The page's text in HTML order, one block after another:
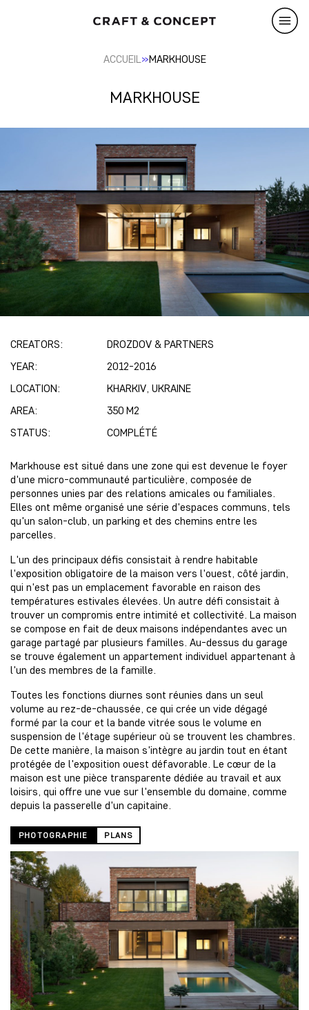
ACCUEIL»MARKHOUSE
MARKHOUSE
CREATORS:
DROZDOV & PARTNERS
YEAR:
2012-2016
LOCATION:
KHARKIV, UKRAINE
AREA:
350 M2
STATUS:
COMPLÉTÉ
Markhouse est situé dans une zone qui est devenue le foyer
d'une micro-communauté particulière, composée de
personnes unies par des relations amicales ou familiales.
Elles ont même organisé une série d'espaces communs, tels
qu'un salon-club, un parking et des chemins entre les
parcelles.
L'un des principaux défis consistait à rendre habitable
l'exposition obligatoire de la maison vers l'ouest, côté jardin,
qui n'est pas un emplacement favorable en raison des
températures estivales élevées. Un autre défi consistait à
trouver un compromis entre intimité et collectivité. La maison
se compose en fait de deux maisons indépendantes avec un
garage partagé par plusieurs familles. Au-dessus du garage
se trouve également un appartement individuel appartenant à
l'un des membres de la famille.
Toutes les fonctions diurnes sont réunies dans un seul
volume au rez-de-chaussée, ce qui crée un vide dégagé
formé par la cour et la bande vitrée sous le volume en
suspension de l'étage supérieur où se trouvent les chambres.
De cette manière, la maison s'intègre au jardin tout en étant
protégée de l'exposition ouest défavorable. Le cœur de la
maison est une pièce transparente dédiée au travail et aux
loisirs, qui offre une vue sur l'ensemble du domaine, comme
depuis la passerelle d'un capitaine.
PHOTOGRAPHIE PLANS